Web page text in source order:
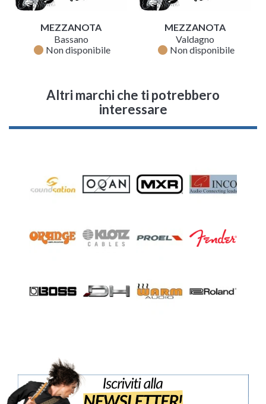
MEZZANOTA
Bassano
fiber_manual_record Non disponibile
MEZZANOTA
Valdagno
fiber_manual_record Non disponibile
Altri marchi che ti potrebbero
interessare